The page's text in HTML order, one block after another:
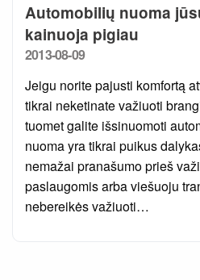
Automobilių nuoma
kainuoja pigiau
Posted
2013-08-09
Jeigu norite pajusti komfortą
tikrai neketinate važiuoti
tuomet galite išsinuomoti
nuoma yra tikrai puikus
nemažai pranašumo prieš
paslaugomis arba viešuoju
nebereikės važiuoti…